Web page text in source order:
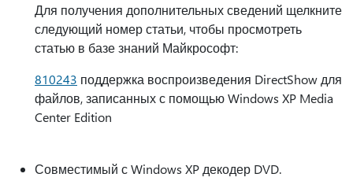
Для получения дополнительных сведений щелкните
следующий номер статьи, чтобы просмотреть
статью в базе знаний Майкрософт:
810243 поддержка воспроизведения DirectShow для
файлов, записанных с помощью Windows XP Media
Center Edition
Совместимый с Windows XP декодер DVD.